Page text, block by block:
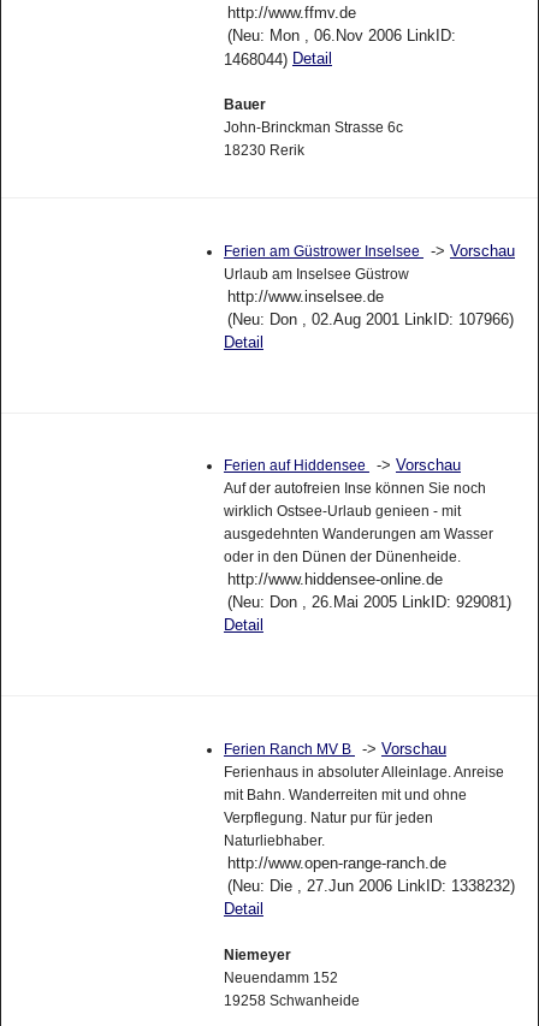
http://www.ffmv.de
(Neu: Mon , 06.Nov 2006 LinkID:
1468044) Detail
Bauer
John-Brinckman Strasse 6c
18230 Rerik
Ferien am Güstrower Inselsee -> Vorschau
Urlaub am Inselsee Güstrow
http://www.inselsee.de
(Neu: Don , 02.Aug 2001 LinkID: 107966)
Detail
Ferien auf Hiddensee -> Vorschau
Auf der autofreien Inse können Sie noch
wirklich Ostsee-Urlaub genieen - mit
ausgedehnten Wanderungen am Wasser
oder in den Dünen der Dünenheide.
http://www.hiddensee-online.de
(Neu: Don , 26.Mai 2005 LinkID: 929081)
Detail
Ferien Ranch MV B -> Vorschau
Ferienhaus in absoluter Alleinlage. Anreise
mit Bahn. Wanderreiten mit und ohne
Verpflegung. Natur pur für jeden
Naturliebhaber.
http://www.open-range-ranch.de
(Neu: Die , 27.Jun 2006 LinkID: 1338232)
Detail
Niemeyer
Neuendamm 152
19258 Schwanheide